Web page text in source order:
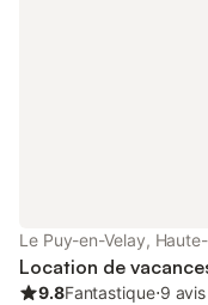
Le Puy-en-Velay,
Location de
9.8Fantastique⋅9 avis